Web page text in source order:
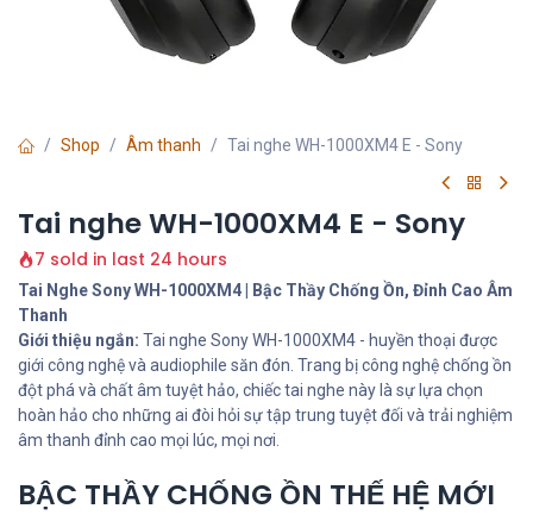
Shop Âm thanh Tai nghe WH-1000XM4 E - Sony
Tai nghe WH-1000XM4 E - Sony
7 sold in last 24 hours
Tai Nghe Sony WH-1000XM4 | Bậc Thầy Chống Ồn, Đỉnh Cao Âm
Thanh
Giới thiệu ngắn: Tai nghe Sony WH-1000XM4 - huyền thoại được
giới công nghệ và audiophile săn đón. Trang bị công nghệ chống ồn
đột phá và chất âm tuyệt hảo, chiếc tai nghe này là sự lựa chọn
hoàn hảo cho những ai đòi hỏi sự tập trung tuyệt đối và trải nghiệm
âm thanh đỉnh cao mọi lúc, mọi nơi.
BẬC THẦY CHỐNG ỒN THẾ HỆ MỚI